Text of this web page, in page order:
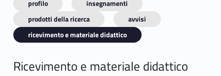
profilo
insegnamenti
prodotti della ricerca
avvisi
ricevimento e materiale didattico
Ricevimento e materiale didattico